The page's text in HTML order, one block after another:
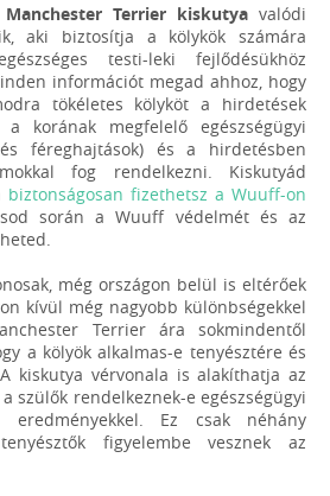
Terrier kiskutya valódi
aki biztosítja a kölykök számára
testi-leki fejlődésükhöz
információt megad ahhoz, hogy
tökéletes kölyköt a hirdetések
korának megfelelő egészségügyi
féreghajtások) és a hirdetésben
fog rendelkezni. Kiskutyád
biztonságosan fizethetsz a Wuuff-on
során a Wuuff védelmét és az
még országon belül is eltérőek
kívül még nagyobb különbségekkel
Terrier ára sokmindentől
a kölyök alkalmas-e tenyésztére és
kiskutya vérvonala is alakíthatja az
szülők rendelkeznek-e egészségügyi
eredményekkel. Ez csak néhány
figyelembe vesznek az